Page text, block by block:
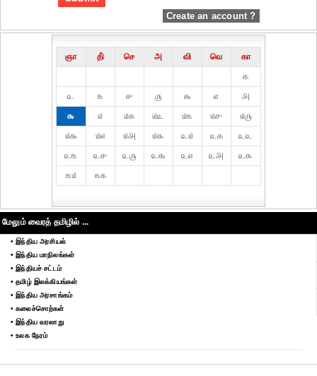
Create an account ?
ஞா தி் செ அ வி வெ
கா
௧
௨
௩ ௪ ௫ ௬ ௭
௮
௯
௰ ௰௧ ௰௨ ௰௩ ௰௪
௰௫
௰௬
௰௭ ௰௮ ௰௯ ௨௰ ௨௧
௨௨
௨௩
௨௪ ௨௫ ௨௬ ௨௭ ௨௮
௨௯
௩௰
௩௧
மேலும் வைரத் தமிழில் ...
• இந்திய அரசியல்
• இந்திய மாநிலங்கள்
• இந்தியச் சட்டம்
• தமிழ் இலக்கியங்கள்
• இந்திய அரசாங்கம்
• கலைச்சொற்கள்
• இந்திய வரலாறு
• உலக நேரம்